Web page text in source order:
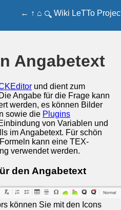
← ↑ ⌂ 🔍 Wiki LeTTo
Angabetext
und dient zum
Angabe für die Frage kann
werden, es können Bilder
sowie die Plugins
von Variablen und
im Angabetext. Für schön
kann eine TEX-
verwendet werden.
den Angabetext
können Sie mit den Icons